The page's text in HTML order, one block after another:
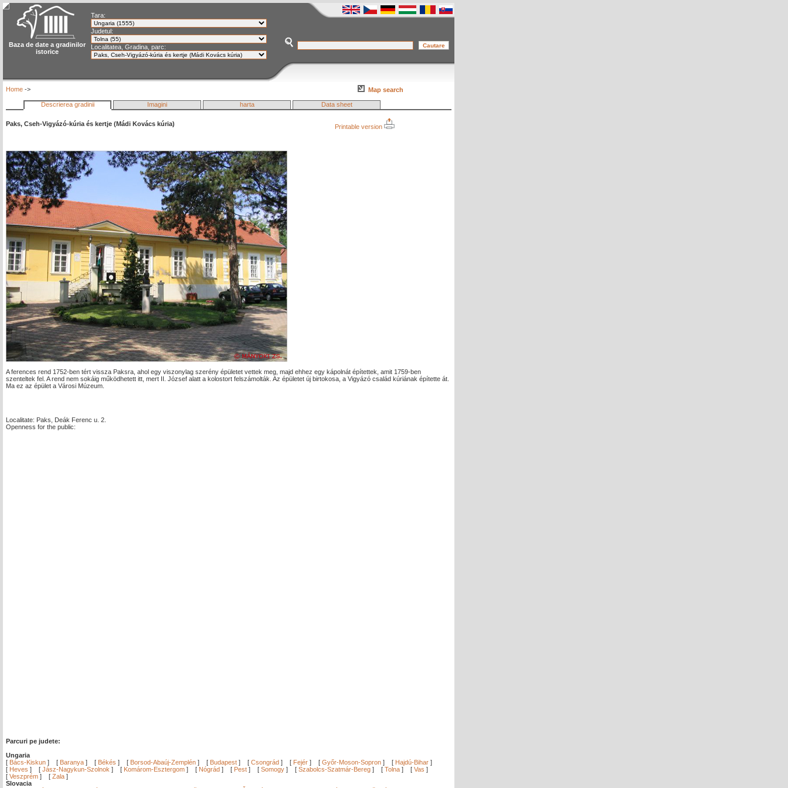
Baza de date a gradinilor
istorice
Tara:
Judetul:
Localitatea, Gradina, parc:
Home -> Map search
Descrierea gradinii Imagini harta Data sheet
Paks, Cseh-Vigyázó-kúria és kertje (Mádi Kovács kúria) Printable version
A ferences rend 1752-ben tért vissza Paksra, ahol egy viszonylag szerény épületet vettek meg, majd ehhez egy kápolnát építettek, amit 1759-ben
szenteltek fel. A rend nem sokáig működhetett itt, mert II. József alatt a kolostort felszámolták. Az épületet új birtokosa, a Vigyázó család kúriának építette át.
Ma ez az épület a Városi Múzeum.
Localitate: Paks, Deák Ferenc u. 2.
Openness for the public:
Parcuri pe judete:
Ungaria
[ Bács-Kiskun ] [ Baranya ] [ Békés ] [ Borsod-Abaúj-Zemplén ] [ Budapest ] [ Csongrád ] [ Fejér ] [ Győr-Moson-Sopron ] [ Hajdú-Bihar ]
[ Heves ] [ Jász-Nagykun-Szolnok ] [ Komárom-Esztergom ] [ Nógrád ] [ Pest ] [ Somogy ] [ Szabolcs-Szatmár-Bereg ] [ Tolna ] [ Vas ]
[ Veszprém ] [ Zala ]
Slovacia